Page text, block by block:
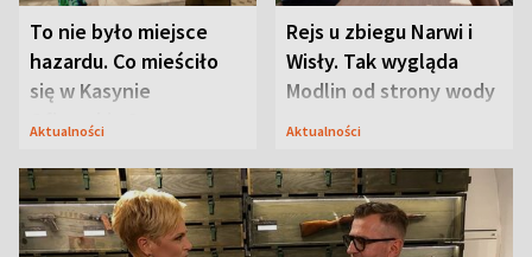
To nie było miejsce
hazardu. Co mieściło
się w Kasynie
Oficerskim?
Aktualności
Rejs u zbiegu Narwi i
Wisły. Tak wygląda
Modlin od strony wody
Aktualności